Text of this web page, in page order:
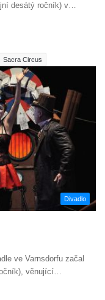
desátý ročník) v…
Sacra Circus
Divadlo
ve Varnsdorfu začal
věnující…